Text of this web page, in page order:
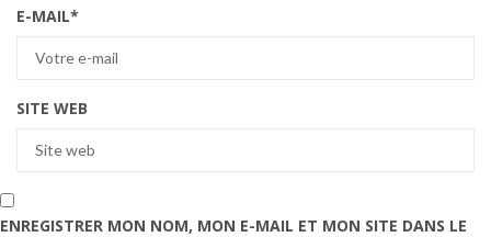
E-MAIL*
SITE WEB
ENREGISTRER MON NOM, MON E-MAIL ET MON SITE DANS LE